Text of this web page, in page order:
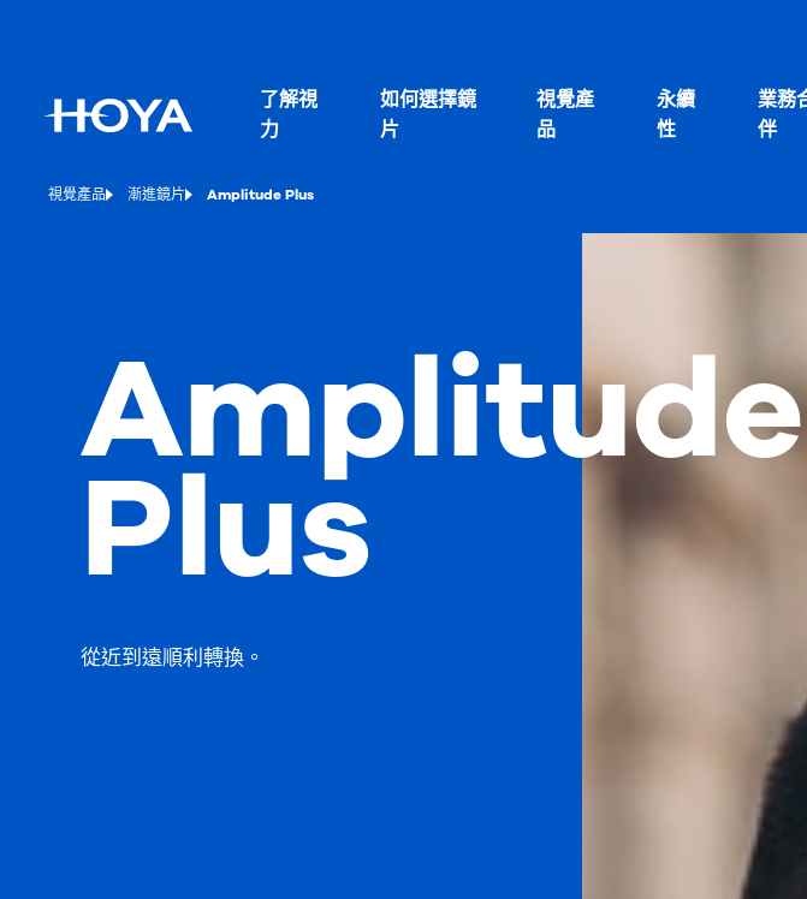
了解視
力
如何選擇鏡
片
視覺產
品
永續
性
業務
伴
視覺產品 漸進鏡片 Amplitude Plus
從近到遠順利轉換。
Amplitude
Plus